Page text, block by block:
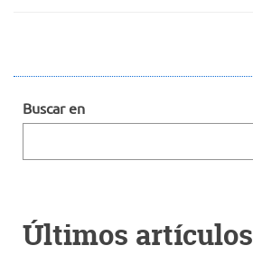
Buscar en
Últimos artículos